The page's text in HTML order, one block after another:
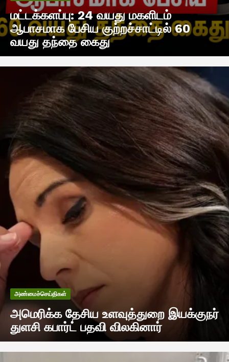
மட்டக்களப்பு: 24 வயது மகளிடம்
ஆபாசமாக பேசிய குற்றச்சாட்டில் 60
வயது தந்தை கைது
அண்மைச்செய்திகள்
அமெரிக்க தேசிய உளவுத்துறை இயக்குநர்
துளசி கபார்ட் பதவி விலகினார்